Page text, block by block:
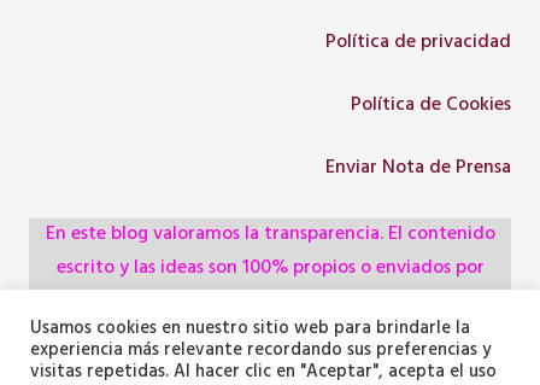
Política de privacidad
Política de Cookies
Enviar Nota de Prensa
En este blog valoramos la transparencia. El contenido
escrito y las ideas son 100% propios o enviados por
administraciones, pero utilizamos herramientas de
inteligencia artificial para optimizar la maquetación del
Usamos cookies en nuestro sitio web para brindarle la
experiencia más relevante recordando sus preferencias y
visitas repetidas. Al hacer clic en "Aceptar", acepta el uso